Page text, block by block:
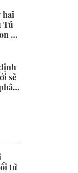
hai
Tủ
và
sẽ
tử